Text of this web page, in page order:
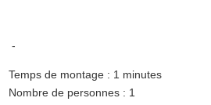
-
Temps de montage : 1 minutes
Nombre de personnes : 1